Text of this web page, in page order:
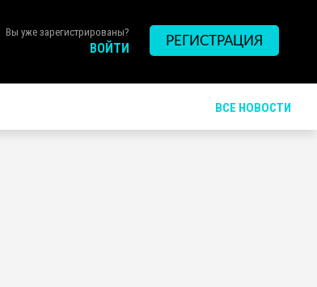
Вы уже зарегистрированы?
ВОЙТИ РЕГИСТРАЦИЯ
ВСЕ НОВОСТИ